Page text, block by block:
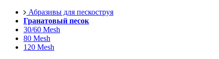
Абразивы для пескоструя
Гранатовый песок
30/60 Mesh
80 Mesh
120 Mesh